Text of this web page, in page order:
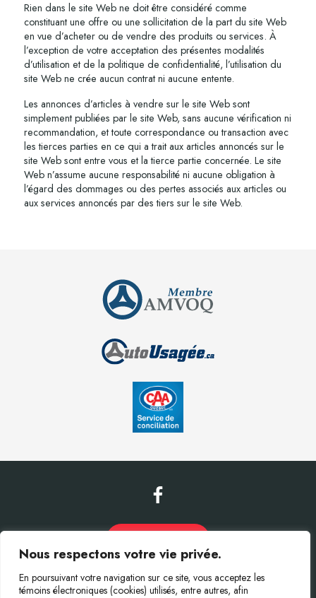
Nous respectons votre vie privée.
En poursuivant votre navigation sur ce site, vous acceptez les
témoins électroniques (cookies) utilisés, entre autres, afin
Rien dans le site Web ne doit être considéré comme
constituant une offre ou une sollicitation de la part du site Web
en vue d’acheter ou de vendre des produits ou services. À
l’exception de votre acceptation des présentes modalités
d’utilisation et de la politique de confidentialité, l’utilisation du
site Web ne crée aucun contrat ni aucune entente.
Les annonces d’articles à vendre sur le site Web sont
simplement publiées par le site Web, sans aucune vérification ni
recommandation, et toute correspondance ou transaction avec
les tierces parties en ce qui a trait aux articles annoncés sur le
site Web sont entre vous et la tierce partie concernée. Le site
Web n’assume aucune responsabilité ni aucune obligation à
l’égard des dommages ou des pertes associés aux articles ou
aux services annoncés par des tiers sur le site Web.
(450) 746-7800